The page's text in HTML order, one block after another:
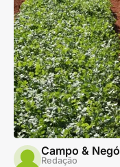
Campo &
Redação